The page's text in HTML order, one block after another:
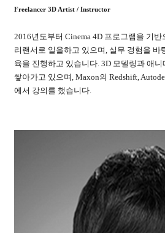
Freelancer 3D Artist / Instructor
2016년도부터 Cinema 4D 프로그램을 기
리랜서로 일을하고 있으며, 실무 경험을 바
육을 진행하고 있습니다. 3D 모델링과 애
쌓아가고 있으며, Maxon의 Redshift,
에서 강의를 했습니다.